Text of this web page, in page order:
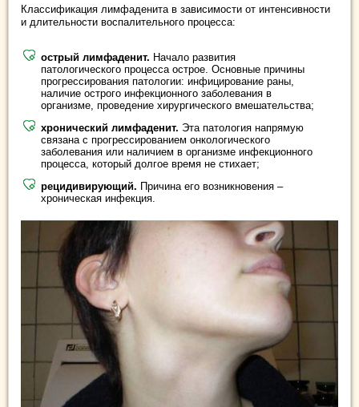
Классификация лимфаденита в зависимости от интенсивности
и длительности воспалительного процесса:
острый лимфаденит. Начало развития
патологического процесса острое. Основные причины
прогрессирования патологии: инфицирование раны,
наличие острого инфекционного заболевания в
организме, проведение хирургического вмешательства;
хронический лимфаденит. Эта патология напрямую
связана с прогрессированием онкологического
заболевания или наличием в организме инфекционного
процесса, который долгое время не стихает;
рецидивирующий. Причина его возникновения –
хроническая инфекция.